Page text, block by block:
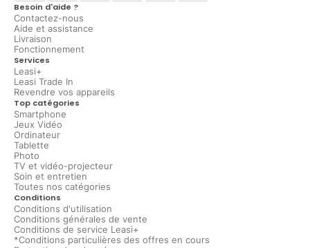
Besoin d'aide ?
Contactez-nous
Aide et assistance
Livraison
Fonctionnement
Services
Leasi+
Leasi Trade In
Revendre vos appareils
Top catégories
Smartphone
Jeux Vidéo
Ordinateur
Tablette
Photo
TV et vidéo-projecteur
Soin et entretien
Toutes nos catégories
Conditions
Conditions d'utilisation
Conditions générales de vente
Conditions de service Leasi+
*Conditions particulières des offres en cours